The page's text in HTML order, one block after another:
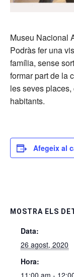
Museu Nacional
Podràs fer una
família, sense
formar part de la
les seves
habitants.
Afegeix al
MOSTRA ELS
Data:
26 agost, 2020
Hora:
11:00 am -